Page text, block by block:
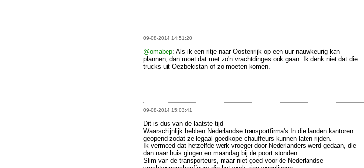
09-08-2014 14:51:20
@omabep: Als ik een ritje naar Oostenrijk op een uur nauwkeurig kan
plannen, dan moet dat met zo'n vrachtdinges ook gaan. Ik denk niet dat die
trucks uit Oezbekistan of zo moeten komen.
09-08-2014 15:03:41
Dit is dus van de laatste tijd.
Waarschijnlijk hebben Nederlandse transportfirma's In die landen kantoren
geopend zodat ze legaal goedkope chauffeurs kunnen laten rijden.
Ik vermoed dat hetzelfde werk vroeger door Nederlanders werd gedaan, die
dan naar huis gingen en maandag bij de poort stonden.
Slim van de transporteurs, maar niet goed voor de Nederlandse